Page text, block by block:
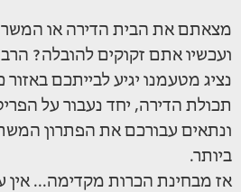
מצאתם את הבית הדירה או
ועכשיו אתם זקוקים להובלה?
נציג מטעמנו יגיע לבייתכם באזור
תכולת הדירה, יחד נעבור על
ונתאים עבורכם את הפתרון
ביותר.
אז מבחינת הכרות מקדימה... אין